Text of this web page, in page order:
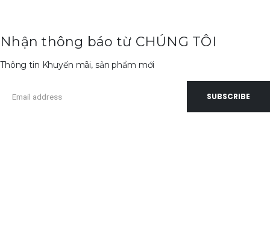
Nhận thông báo từ CHÚNG TÔI
Thông tin Khuyến mãi, sản phẩm mới